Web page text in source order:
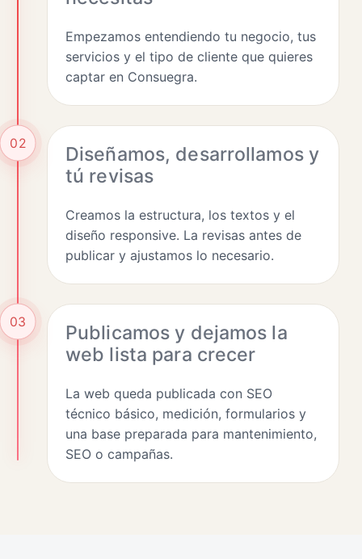
Empezamos entendiendo tu negocio, tus
servicios y el tipo de cliente que quieres
captar en Consuegra.
02
Diseñamos, desarrollamos y
tú revisas
Creamos la estructura, los textos y el
diseño responsive. La revisas antes de
publicar y ajustamos lo necesario.
03
Publicamos y dejamos la
web lista para crecer
La web queda publicada con SEO
técnico básico, medición, formularios y
una base preparada para mantenimiento,
SEO o campañas.